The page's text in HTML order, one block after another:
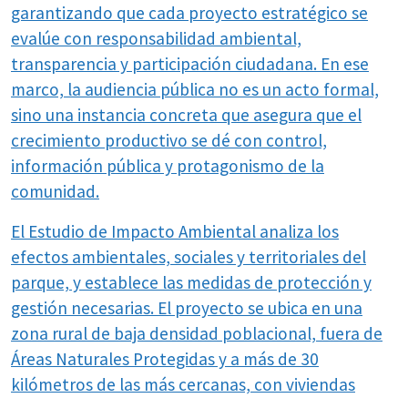
garantizando que cada proyecto estratégico se
evalúe con responsabilidad ambiental,
transparencia y participación ciudadana. En ese
marco, la audiencia pública no es un acto formal,
sino una instancia concreta que asegura que el
crecimiento productivo se dé con control,
información pública y protagonismo de la
comunidad.
El Estudio de Impacto Ambiental analiza los
efectos ambientales, sociales y territoriales del
parque, y establece las medidas de protección y
gestión necesarias. El proyecto se ubica en una
zona rural de baja densidad poblacional, fuera de
Áreas Naturales Protegidas y a más de 30
kilómetros de las más cercanas, con viviendas